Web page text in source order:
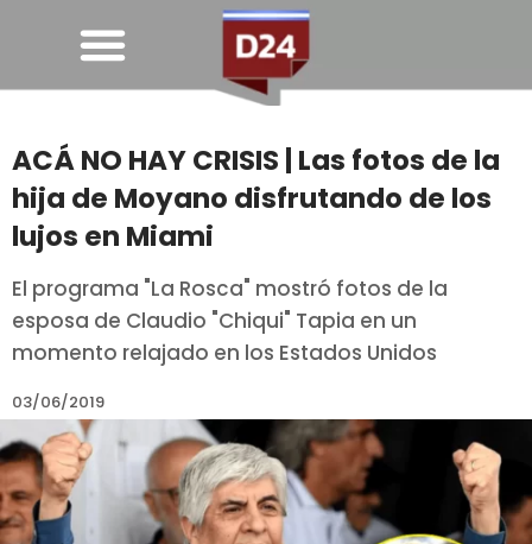
ACÁ NO HAY CRISIS | Las fotos de la
hija de Moyano disfrutando de los
lujos en Miami
El programa "La Rosca" mostró fotos de la
esposa de Claudio "Chiqui" Tapia en un
momento relajado en los Estados Unidos
03/06/2019